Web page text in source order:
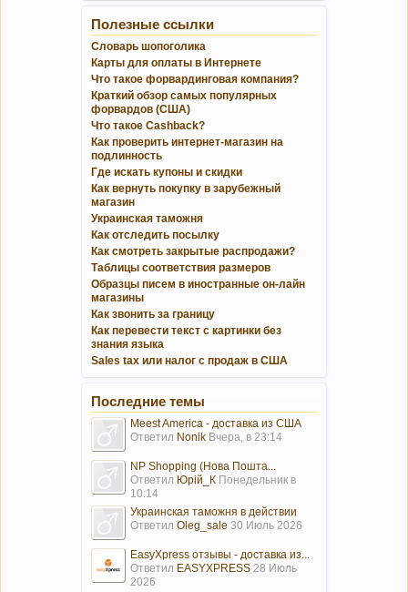
Полезные ссылки
Словарь шопоголика
Карты для оплаты в Интернете
Что такое форвардинговая компания?
Краткий обзор самых популярных
форвардов (США)
Что такое Cashback?
Как проверить интернет-магазин на
подлинность
Где искать купоны и скидки
Как вернуть покупку в зарубежный
магазин
Украинская таможня
Как отследить посылку
Как смотреть закрытые распродажи?
Таблицы соответствия размеров
Образцы писем в иностранные он-лайн
магазины
Как звонить за границу
Как перевести текст с картинки без
знания языка
Sales tax или налог с продаж в США
Последние темы
Meest America - доставка из США
Ответил Nonik Вчера, в 23:14
NP Shopping (Нова Пошта...
Ответил Юрій_К Понедельник в
10:14
Украинская таможня в действии
Ответил Oleg_sale 30 Июль 2026
EasyXpress отзывы - доставка из...
Ответил EASYXPRESS 28 Июль
2026